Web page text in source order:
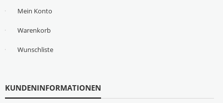
Mein Konto
Warenkorb
Wunschliste
KUNDENINFORMATIONEN